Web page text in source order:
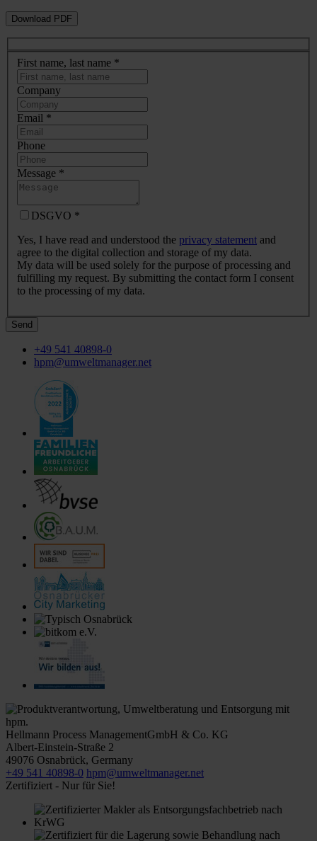
Download PDF
First name, last name *
Company
Email *
Phone
Message *
DSGVO *
Yes, I have read and understood the privacy statement and
agree to the digital collection and storage of my data.
My data will be used solely for the purpose of processing and
fulfilling my request. By submitting the contact form I consent
to the processing of my data.
Send
+49 541 40898-0
hpm@umweltmanager.net
Hellmann Process ManagementGmbH & Co. KG
Albert-Einstein-Straße 2
49076 Osnabrück, Germany
+49 541 40898-0 hpm@umweltmanager.net
Zertifiziert - Nur für Sie!